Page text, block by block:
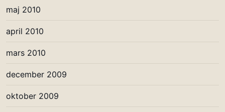
maj 2010
april 2010
mars 2010
december 2009
oktober 2009